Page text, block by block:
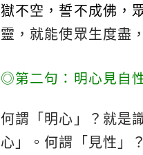
獄不空，誓不成佛，
靈，就能使眾生度盡
◎第二句：明心見自
何謂「明心」？就是
心」。何謂「見性」